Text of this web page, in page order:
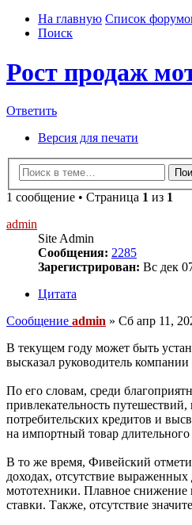
На главную Список
Поиск
Рост продаж
Ответить
Версия для печати
1 сообщение • Страница 1 из 1
admin
Site Admin
Сообщения: 2285
Зарегистрирован: Вс дек
Цитата
Сообщение admin » Сб апр 11,
В текущем году может быть
высказал руководитель
По его словам, среди
привлекательность
потребительских кредитов и
на импортный товар длительного
В то же время, Фивейский
доходах, отсутствие
мототехники. Плавное снижение
ставки. Также, отсутствие